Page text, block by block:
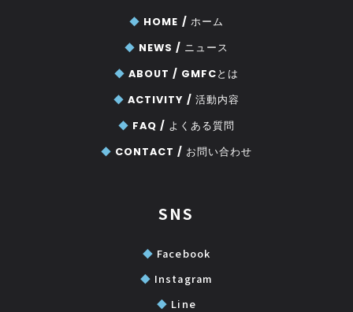
◆ HOME / ホーム
◆ NEWS / ニュース
◆ ABOUT / GMFCとは
◆ ACTIVITY / 活動内容
◆ FAQ / よくある質問
◆ CONTACT / お問い合わせ
SNS
◆ Facebook
◆ Instagram
◆ Line